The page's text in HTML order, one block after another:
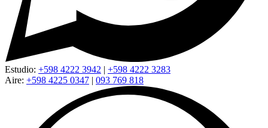
Estudio: +598 4222 3942 | +598 4222 3283
Aire: +598 4225 0347 | 093 769 818